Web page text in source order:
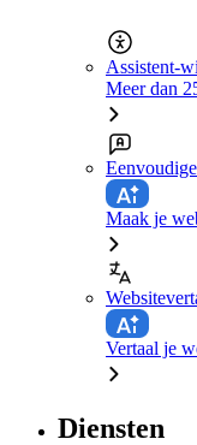
Assistent-
Meer dan
Maak je
Vertaal je
Diensten